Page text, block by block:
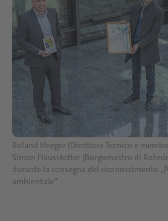
Roland Heeger (Direttore Tecnico e
Simon Hausstetter (Borgomastro di
durante la consegna del riconoscimento
ambientale“